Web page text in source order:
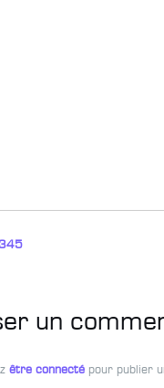
un
être connecté pour publier